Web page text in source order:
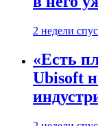
2 недели
«Есть
Ubisoft